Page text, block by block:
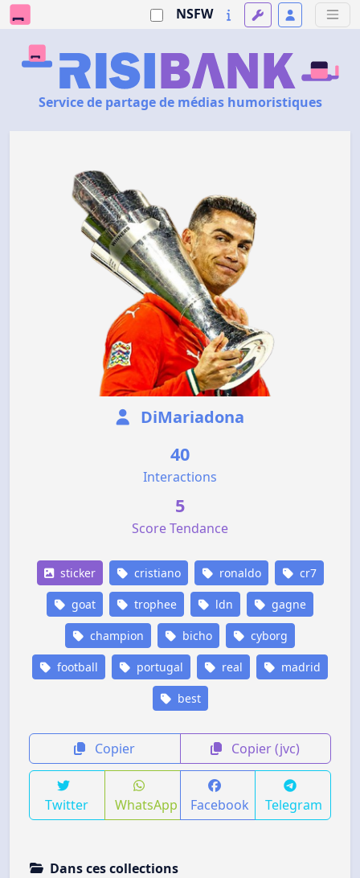
NSFW
Service de partage de médias humoristiques
DiMariadona
40
Interactions
5
Score Tendance
sticker cristiano ronaldo cr7
goat trophee ldn gagne
champion bicho cyborg
football portugal real madrid
best
Copier Copier (jvc)
Twitter WhatsApp Facebook Telegram
Dans ces collections